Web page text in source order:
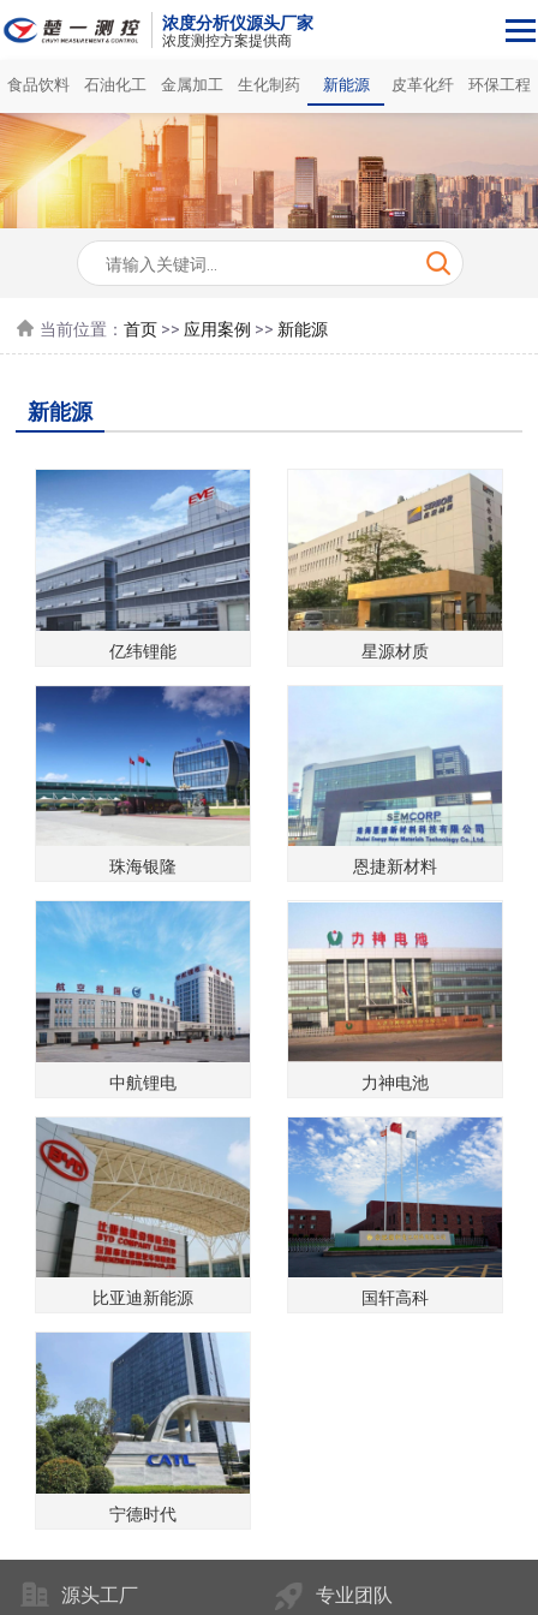
浓度分析仪源头厂家
浓度测控方案提供商
食品饮料 石油化工 金属加工 生化制药 新能源 皮革化纤 环保工程
当前位置：首页 >> 应用案例 >> 新能源
新能源
亿纬锂能 星源材质
珠海银隆 恩捷新材料
中航锂电 力神电池
比亚迪新能源 国轩高科
宁德时代
源头工厂 专业团队